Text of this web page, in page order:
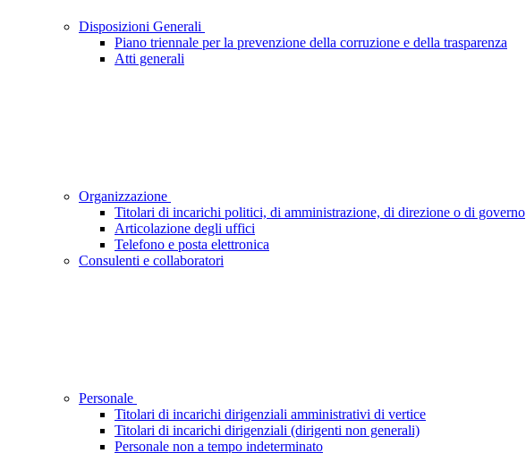
Disposizioni Generali
Piano triennale per la prevenzione della corruzione e della trasparenza
Atti generali
Organizzazione
Titolari di incarichi politici, di amministrazione, di direzione o di governo
Articolazione degli uffici
Telefono e posta elettronica
Consulenti e collaboratori
Personale
Titolari di incarichi dirigenziali amministrativi di vertice
Titolari di incarichi dirigenziali (dirigenti non generali)
Personale non a tempo indeterminato